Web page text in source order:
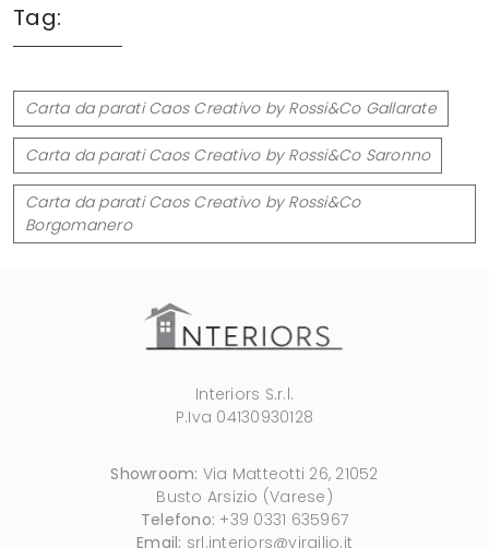
Tag:
Carta da parati Caos Creativo by Rossi&Co Gallarate
Carta da parati Caos Creativo by Rossi&Co Saronno
Carta da parati Caos Creativo by Rossi&Co
Borgomanero
Interiors S.r.l.
P.Iva 04130930128
Showroom: Via Matteotti 26, 21052
Busto Arsizio (Varese)
Telefono: +39 0331 635967
Email: srl.interiors@virgilio.it